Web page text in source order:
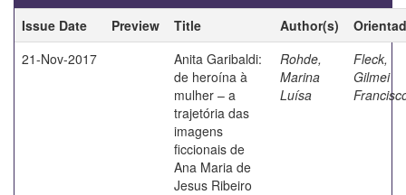
Issue Date
Preview Title Author(s)
21-Nov-2017
Anita Garibaldi:
de heroína à
mulher – a
trajetória das
imagens
ficcionais de
Ana Maria de
Jesus Ribeiro
Rohde,
Marina
Luísa
Fleck,
Gilmei